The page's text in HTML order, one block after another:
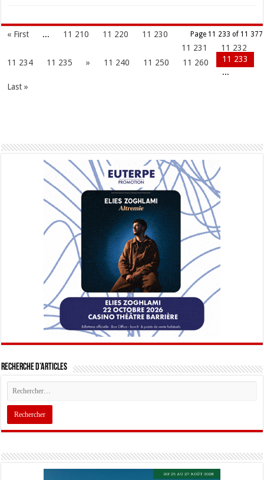
Page 11 233 of 11 377
« First ... 11 210 11 220
11 230
11 231
11 232
11 233
11 234 11 235 » 11 240 11 250
11 260
...
Last »
Recherche d’articles